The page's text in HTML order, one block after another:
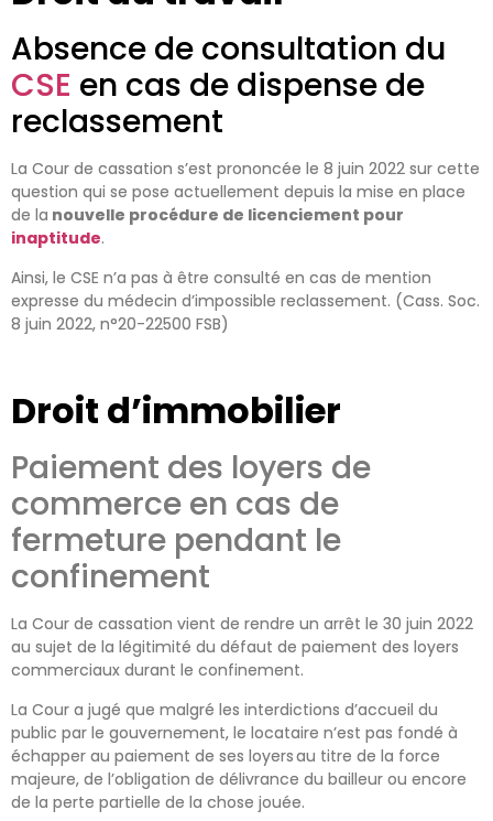
Absence de consultation du
CSE en cas de dispense de
reclassement
La Cour de cassation s’est prononcée le 8 juin 2022 sur cette
question qui se pose actuellement depuis la mise en place
de la nouvelle procédure de licenciement pour
inaptitude.
Ainsi, le CSE n’a pas à être consulté en cas de mention
expresse du médecin d’impossible reclassement. (Cass. Soc.
8 juin 2022, n°20-22500 FSB)
Droit d’immobilier
Paiement des loyers de
commerce en cas de
fermeture pendant le
confinement
La Cour de cassation vient de rendre un arrêt le 30 juin 2022
au sujet de la légitimité du défaut de paiement des loyers
commerciaux durant le confinement.
La Cour a jugé que malgré les interdictions d’accueil du
public par le gouvernement, le locataire n’est pas fondé à
échapper au paiement de ses loyersau titre de la force
majeure, de l’obligation de délivrance du bailleur ou encore
de la perte partielle de la chose jouée.